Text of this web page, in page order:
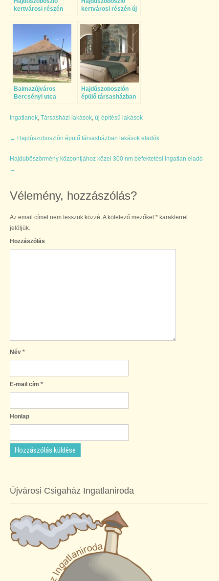
kertvárosi részén
kertvárosi részén új
lakás eladó
Balmazújváros
Bercsényi utca
családi ház eladó!
Hajdúszoboszlón
épülő társasházban
Ingatlanok, Társasházi lakások, új építésű lakások
← Hajdúszoboszlón épülő társasházban lakások eladók
Hajdúböszörmény központjához közel 300 nm befektetési ingatlan eladó
→
Vélemény, hozzászólás?
Az email címet nem tesszük közzé.A kötelező mezőket* karakterrel
jelöljük.
Hozzászólás
Név *
E-mail cím *
Honlap
Újvárosi Csigaház Ingatlaniroda